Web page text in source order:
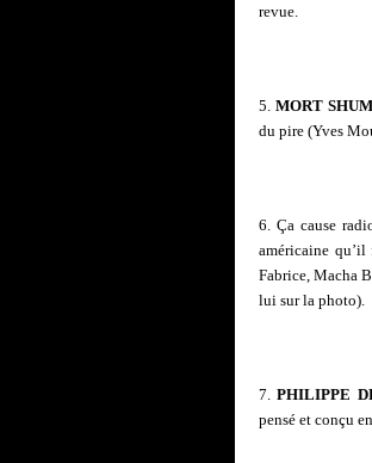
revue.
5.MORT
du pire (Yves
6. Ça cause
américaine
Fabrice, Macha
lui sur la photo).
7.PHILIPPE
pensé et conçu